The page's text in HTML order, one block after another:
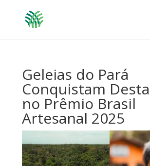
Geleias do Pará
Conquistam
no Prêmio Brasil
Artesanal 2025